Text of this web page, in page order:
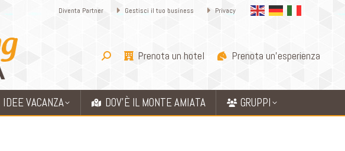
Diventa Partner Gestisci il tuo business Privacy
Prenota un hotel Prenota un'esperienza
IDEE VACANZA DOV’È IL MONTE AMIATA GRUPPI